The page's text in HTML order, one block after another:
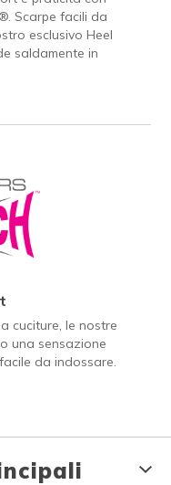
Scarpe facili da
esclusivo Heel
saldamente in
cuciture, le nostre
una sensazione
da indossare.